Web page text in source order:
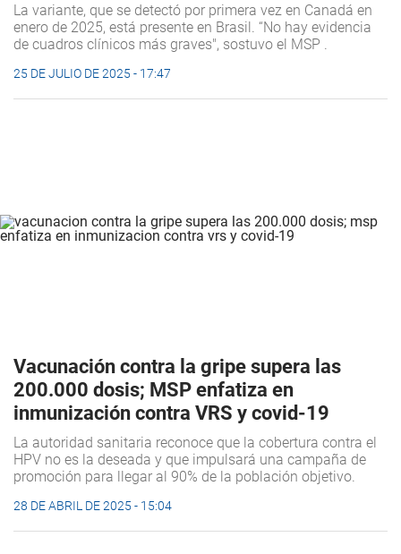
La variante, que se detectó por primera vez en Canadá en
enero de 2025, está presente en Brasil. “No hay evidencia
de cuadros clínicos más graves", sostuvo el MSP .
25 DE JULIO DE 2025 - 17:47
Vacunación contra la gripe supera las
200.000 dosis; MSP enfatiza en
inmunización contra VRS y covid-19
La autoridad sanitaria reconoce que la cobertura contra el
HPV no es la deseada y que impulsará una campaña de
promoción para llegar al 90% de la población objetivo.
28 DE ABRIL DE 2025 - 15:04